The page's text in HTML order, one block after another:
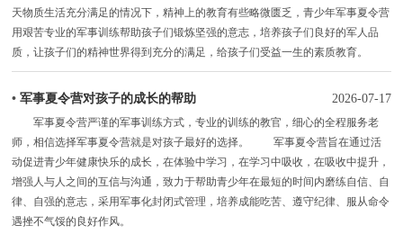
天物质生活充分满足的情况下，精神上的教育有些略微匮乏，青少年军事夏令营
用艰苦专业的军事训练帮助孩子们锻炼坚强的意志，培养孩子们良好的军人品
质，让孩子们的精神世界得到充分的满足，给孩子们受益一生的素质教育。
•军事夏令营对孩子的成长的帮助 2026-07-17
军事夏令营严谨的军事训练方式，专业的训练的教官，细心的全程服务老
师，相信选择军事夏令营就是对孩子最好的选择。 军事夏令营旨在通过活
动促进青少年健康快乐的成长，在体验中学习，在学习中吸收，在吸收中提升，
增强人与人之间的互信与沟通，致力于帮助青少年在最短的时间内磨练自信、自
律、自强的意志，采用军事化封闭式管理，培养成能吃苦、遵守纪律、服从命令
遇挫不气馁的良好作风。